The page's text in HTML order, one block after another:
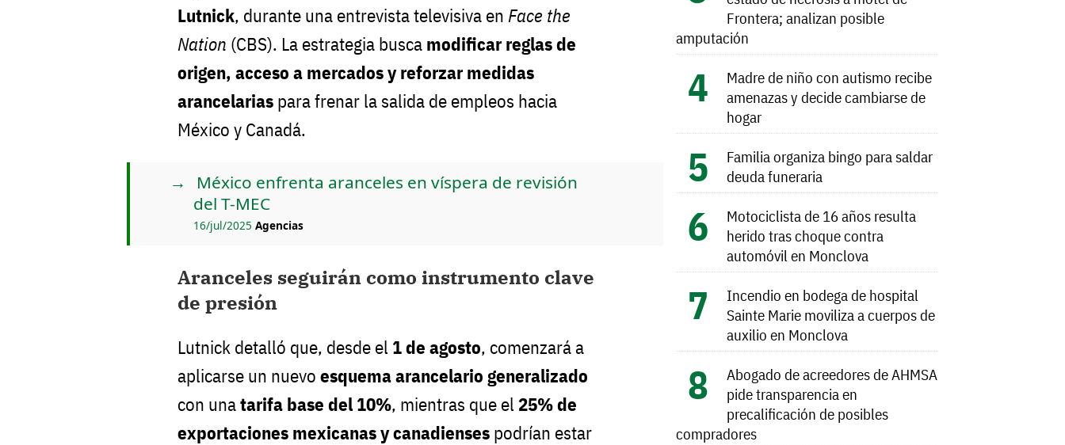
Lutnick, durante una entrevista televisiva en Face the
Nation (CBS). La estrategia busca modificar reglas de
origen, acceso a mercados y reforzar medidas
arancelarias para frenar la salida de empleos hacia
México y Canadá.
México enfrenta aranceles en víspera de revisión
del T-MEC
16/jul/2025 Agencias
Aranceles seguirán como instrumento clave
de presión
Lutnick detalló que, desde el 1 de agosto, comenzará a
aplicarse un nuevo esquema arancelario generalizado
con unatarifa base del 10%, mientras que el 25% de
exportaciones mexicanas y canadienses podrían estar
Frontera; analizan posible
amputación
Madre de niño con autismo recibe
amenazas y decide cambiarse de
hogar
Familia organiza bingo para saldar
deuda funeraria
Motociclista de 16 años resulta
herido tras choque contra
automóvil en Monclova
Incendio en bodega de hospital
Sainte Marie moviliza a cuerpos de
auxilio en Monclova
Abogado de acreedores de AHMSA
pide transparencia en
precalificación de posibles
compradores